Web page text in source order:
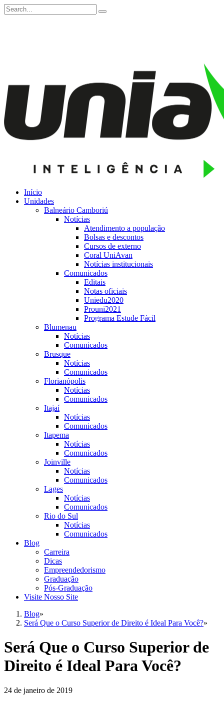
Início
Unidades
Balneário Camboriú
Notícias
Atendimento a população
Bolsas e descontos
Cursos de externo
Coral UniAvan
Notícias institucionais
Comunicados
Editais
Notas oficiais
Uniedu2020
Prouni2021
Programa Estude Fácil
Blumenau
Notícias
Comunicados
Brusque
Notícias
Comunicados
Florianópolis
Notícias
Comunicados
Itajaí
Notícias
Comunicados
Itapema
Notícias
Comunicados
Joinville
Notícias
Comunicados
Lages
Notícias
Comunicados
Rio do Sul
Notícias
Comunicados
Blog
Carreira
Dicas
Empreendedorismo
Graduação
Pós-Graduação
Visite Nosso Site
Blog»
Será Que o Curso Superior de Direito é Ideal Para Você?»
Será Que o Curso Superior de
Direito é Ideal Para Você?
24 de janeiro de 2019